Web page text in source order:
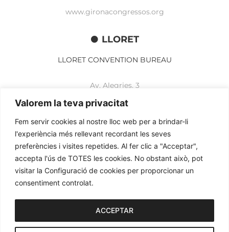
Valorem la teva privacitat
Fem servir cookies al nostre lloc web per a brindar-li
l'experiència més rellevant recordant les seves
preferències i visites repetides. Al fer clic a "Acceptar",
accepta l'ús de TOTES les cookies. No obstant això, pot
visitar la Configuració de cookies per proporcionar un
consentiment controlat.
ACCEPTAR
www.gironacongressos.org
LLORET
LLORET CONVENTION BUREAU
Av. Alegries, 3
+34 972 365 788
mbelisario@lloret.cat
www.lloretcb.org
Avertissement juridique
Politique de confidentialité
Politique de cookies
2026© OGL MEETINGS. Tous droits réservés.